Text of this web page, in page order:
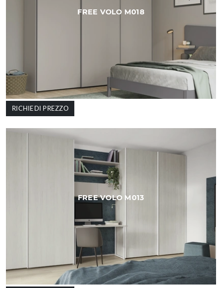
FREE VOLO M018
RICHIEDI PREZZO
FREE VOLO M013